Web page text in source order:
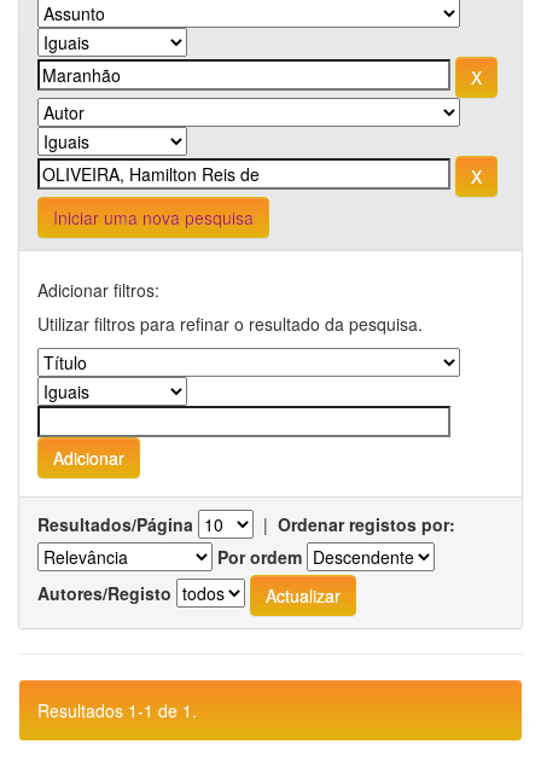
Iniciar uma nova pesquisa
Adicionar filtros:
Utilizar filtros para refinar o resultado da pesquisa.
Resultados/Página | Ordenar registos por:
Por ordem
Autores/Registo
Resultados 1-1 de 1.